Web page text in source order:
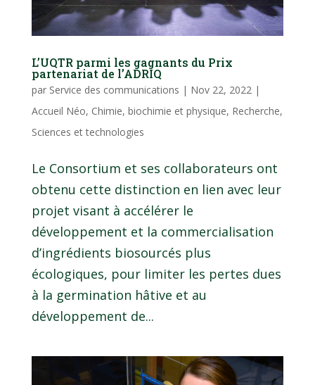
L’UQTR parmi les gagnants du Prix
partenariat de l’ADRIQ
par Service des communications | Nov 22, 2022|
Accueil Néo, Chimie, biochimie et physique, Recherche,
Sciences et technologies
Le Consortium et ses collaborateurs ont
obtenu cette distinction en lien avec leur
projet visant à accélérer le
développement et la commercialisation
d’ingrédients biosourcés plus
écologiques, pour limiter les pertes dues
à la germination hâtive et au
développement de...